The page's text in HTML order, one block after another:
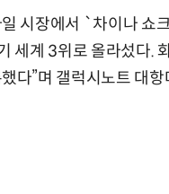
시장에서 `차이나 쇼
세계 3위로 올라섰다.
다”며 갤럭시노트 대